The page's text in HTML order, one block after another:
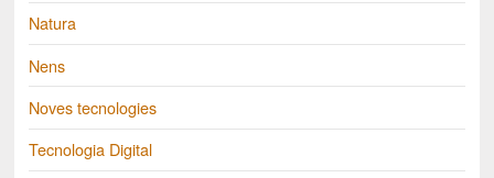
Natura
Nens
Noves tecnologies
Tecnologia Digital